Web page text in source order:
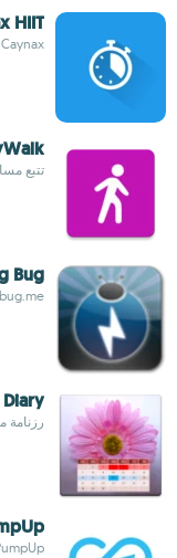
HIIT
Caynax
تتبع
Bug
رزنامة